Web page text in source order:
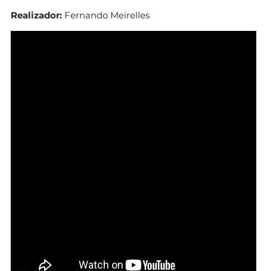
Realizador: Fernando Meirelles